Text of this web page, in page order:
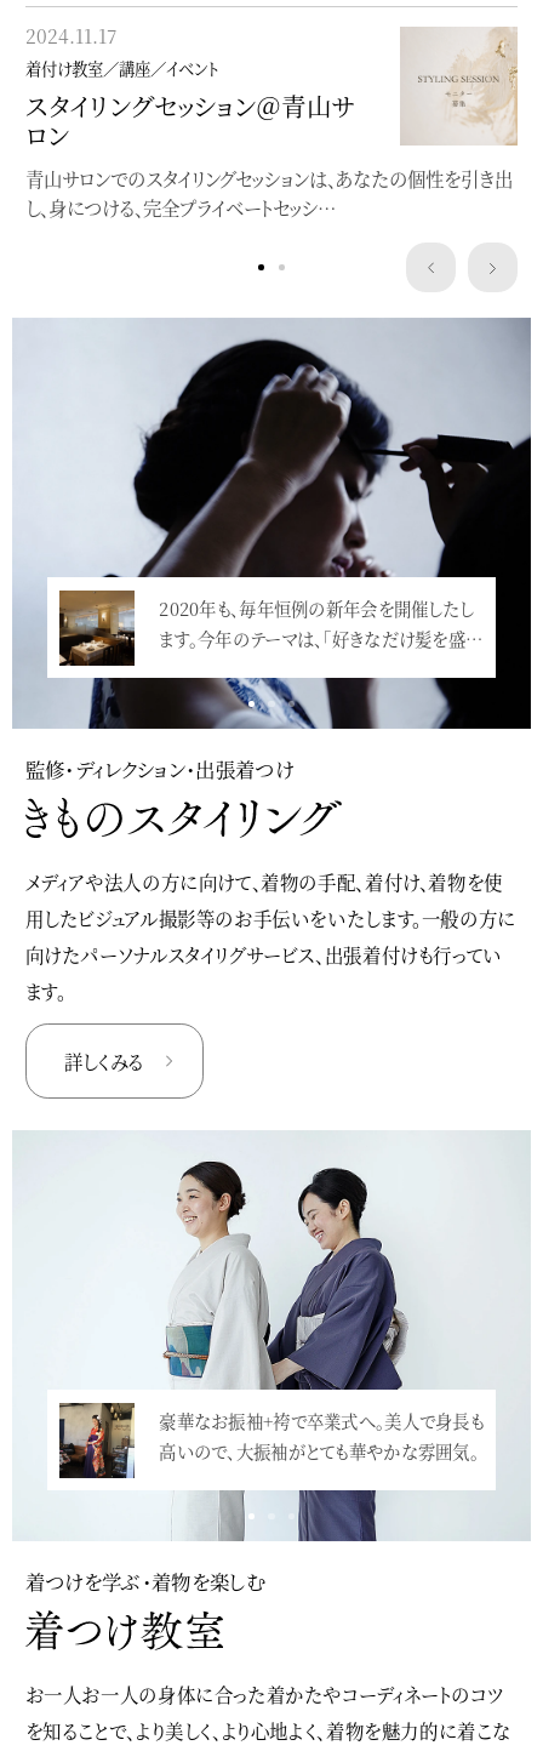
2024.11.17
着付け教室／講座／イベント
スタイリングセッション＠青山サ
ロン
青山サロンでのスタイリングセッションは、あなたの個性を引き出
し、身につける、完全プライベートセッシ…
2023.05.22
着付け教室／講座／イベント
”浴衣にぴったり”洒落水引ワー
クショップ
クレマチスの簪作りWSを開催します
Service
監修・ディレクション・出張着つけ
メディアや法人の方に向けて、着物の手配、着付け、着物を使
用したビジュアル撮影等のお手伝いをいたします。一般の方に
向けたパーソナルスタイリグサービス、出張着付けも行ってい
ます。
詳しくみる
2020年も、毎年恒例の新年会を開催したし
ます。今年のテーマは、「好きなだけ髪を盛…
着つけを学ぶ・着物を楽しむ
お一人お一人の身体に合った着かたやコーディネートのコツ
を知ることで、より美しく、より心地よく、着物を魅力的に着こな
豪華なお振袖+袴で卒業式へ。美人で身長も
高いので、大振袖がとても華やかな雰囲気。